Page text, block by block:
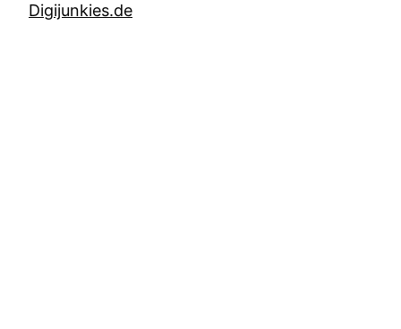
Digijunkies.de